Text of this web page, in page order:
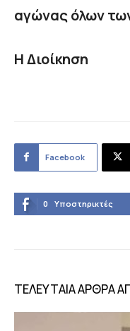
αγώνας όλων
Η Διοίκηση
Facebook
0 Υποστηρικτές
ΤΕΛΕΥΤΑΙΑ ΑΡΘΡΑ